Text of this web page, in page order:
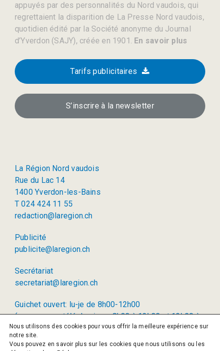
appuyés par des personnalités du Nord vaudois, qui
regrettaient la disparition de La Presse Nord vaudois,
quotidien édité par la Société anonyme du Journal
d’Yverdon (SAJY), créée en 1901. En savoir plus
Tarifs publicitaires
S’inscrire à la newsletter
La Région Nord vaudois
Rue du Lac 14
1400 Yverdon-les-Bains
T 024 424 11 55
redaction@laregion.ch
Publicité
publicite@laregion.ch
Secrétariat
secretariat@laregion.ch
Guichet ouvert: lu-je de 8h00-12h00
(permanence téléphonique: 8h00 à 12h00 et 13h00 à
17h00)
Nous utilisons des cookies pour vous offrir la meilleure expérience sur
notre site.
Vous pouvez en savoir plus sur les cookies que nous utilisons ou les